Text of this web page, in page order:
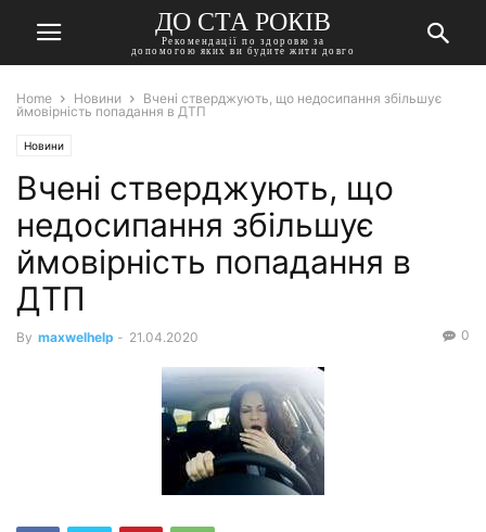
ДО СТА РОКІВ
Рекомендації по здоровю за
допомогою яких ви будите жити довго
Home Новини
Вчені стверджують, що недосипання збільшує
ймовірність попадання в ДТП
Новини
Вчені стверджують, що
недосипання збільшує
ймовірність попадання в
ДТП
By maxwelhelp - 21.04.2020 0